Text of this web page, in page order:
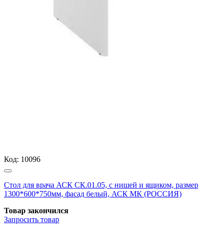
Код: 10096
Стол для врача АСК СК.01.05, с нишей и ящиком, размер
1300*600*750мм, фасад белый, АСК МК (РОССИЯ)
Товар закончился
Запросить товар